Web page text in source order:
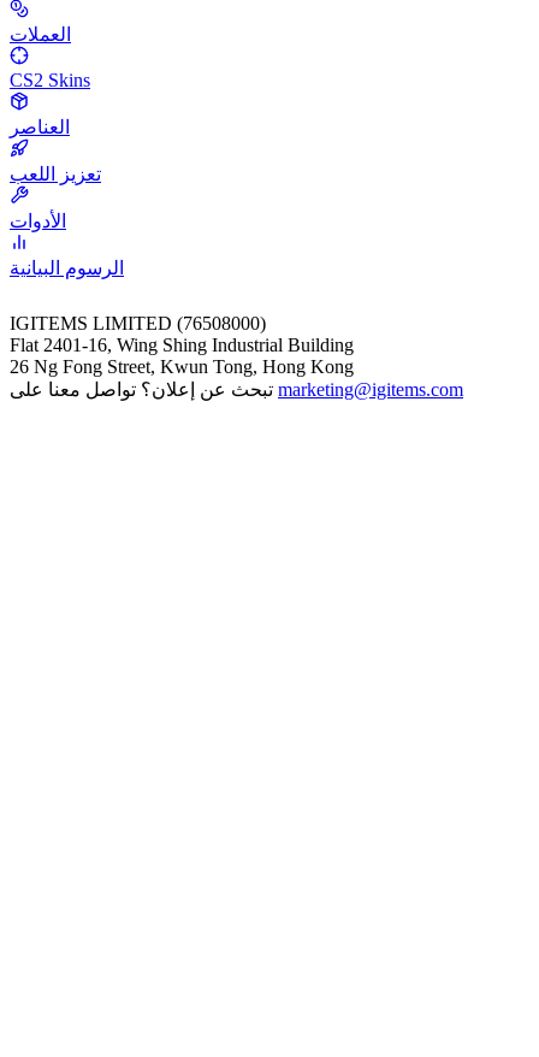
العملات
CS2 Skins
العناصر
تعزيز اللعب
الأدوات
الرسوم البيانية
IGITEMS LIMITED (76508000)
Flat 2401-16, Wing Shing Industrial Building
26 Ng Fong Street, Kwun Tong, Hong Kong
marketing@igitems.com